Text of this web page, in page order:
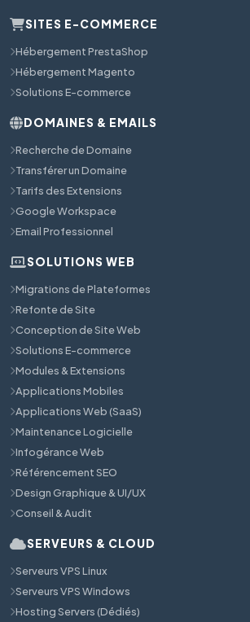
SITES E-COMMERCE
Hébergement PrestaShop
Hébergement Magento
Solutions E-commerce
DOMAINES & EMAILS
Recherche de Domaine
Transférer un Domaine
Tarifs des Extensions
Google Workspace
Email Professionnel
SOLUTIONS WEB
Migrations de Plateformes
Refonte de Site
Conception de Site Web
Solutions E-commerce
Modules & Extensions
Applications Mobiles
Applications Web (SaaS)
Maintenance Logicielle
Infogérance Web
Référencement SEO
Design Graphique & UI/UX
Conseil & Audit
SERVEURS & CLOUD
Serveurs VPS Linux
Serveurs VPS Windows
Hosting Servers (Dédiés)